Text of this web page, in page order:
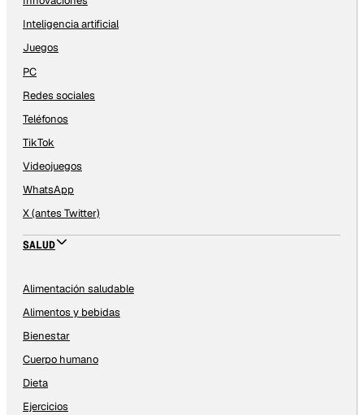
Inteligencia artificial
Juegos
PC
Redes sociales
Teléfonos
TikTok
Videojuegos
WhatsApp
X (antes Twitter)
SALUD
Alimentación saludable
Alimentos y bebidas
Bienestar
Cuerpo humano
Dieta
Ejercicios